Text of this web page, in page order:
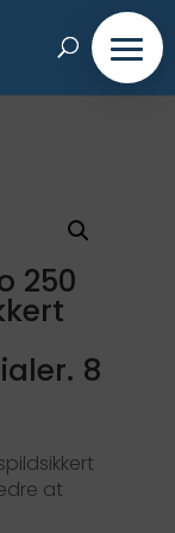
250
8
at